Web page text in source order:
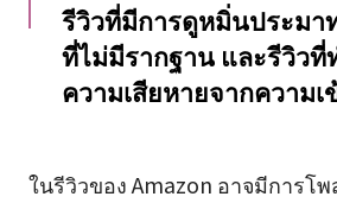
รีวิวที่มีการดูหมิ่นประมา
ที่ไม่มีรากฐาน และรีวิวที่
ความเสียหายจากความเ
ในรีวิวของ Amazon อาจมีการโ